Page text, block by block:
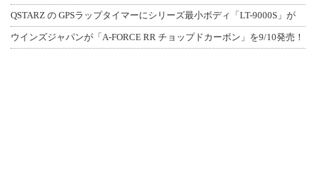
QSTARZ の GPSラップタイマーにシリーズ最小ボディ「LT-9000S」が
ウインズジャパンが「A-FORCE RR チョップドカーボン」を9/10発売！